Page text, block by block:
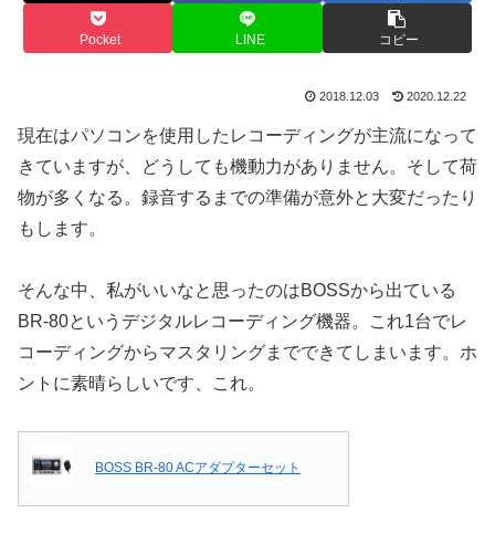
Pocket LINE コピー
2018.12.03 2020.12.22
現在はパソコンを使用したレコーディングが主流になって
きていますが、どうしても機動力がありません。そして荷
物が多くなる。録音するまでの準備が意外と大変だったり
もします。
そんな中、私がいいなと思ったのはBOSSから出ている
BR-80というデジタルレコーディング機器。これ1台でレ
コーディングからマスタリングまでできてしまいます。ホ
ントに素晴らしいです、これ。
BOSS BR-80 ACアダプターセット